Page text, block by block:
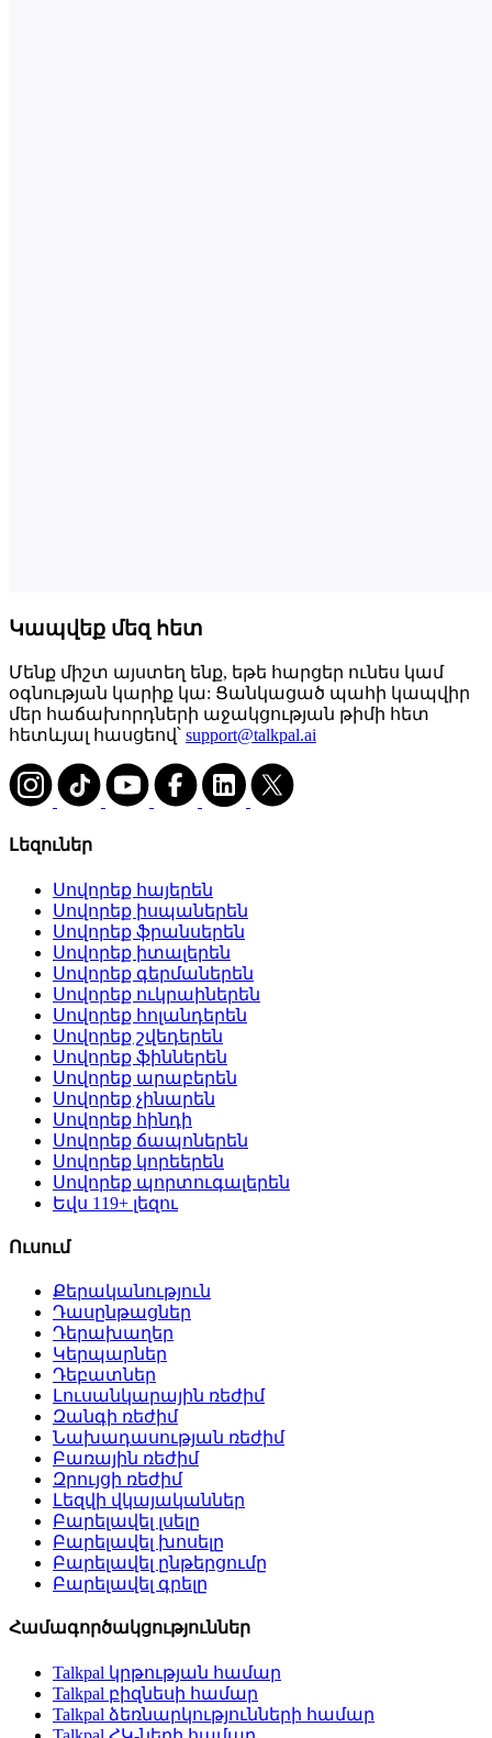
Կապվեք մեզ հետ
Մենք միշտ այստեղ ենք, եթե հարցեր ունես կամ
օգնության կարիք կա: Ցանկացած պահի կապվիր
մեր հաճախորդների աջակցության թիմի հետ
հետևյալ հասցեով՝ support@talkpal.ai
Լեզուներ
Սովորեք հայերեն
Սովորեք իսպաներեն
Սովորեք ֆրանսերեն
Սովորեք իտալերեն
Սովորեք գերմաներեն
Սովորեք ուկրաիներեն
Սովորեք հոլանդերեն
Սովորեք շվեդերեն
Սովորեք ֆիններեն
Սովորեք արաբերեն
Սովորեք չինարեն
Սովորեք հինդի
Սովորեք ճապոներեն
Սովորեք կորեերեն
Սովորեք պորտուգալերեն
Եվս 119+ լեզու
Ուսում
Քերականություն
Դասընթացներ
Դերախաղեր
Կերպարներ
Դեբատներ
Լուսանկարային ռեժիմ
Զանգի ռեժիմ
Նախադասության ռեժիմ
Բառային ռեժիմ
Զրույցի ռեժիմ
Լեզվի վկայականներ
Բարելավել լսելը
Բարելավել խոսելը
Բարելավել ընթերցումը
Բարելավել գրելը
Համագործակցություններ
Talkpal կրթության համար
Talkpal բիզնեսի համար
Talkpal ձեռնարկությունների համար